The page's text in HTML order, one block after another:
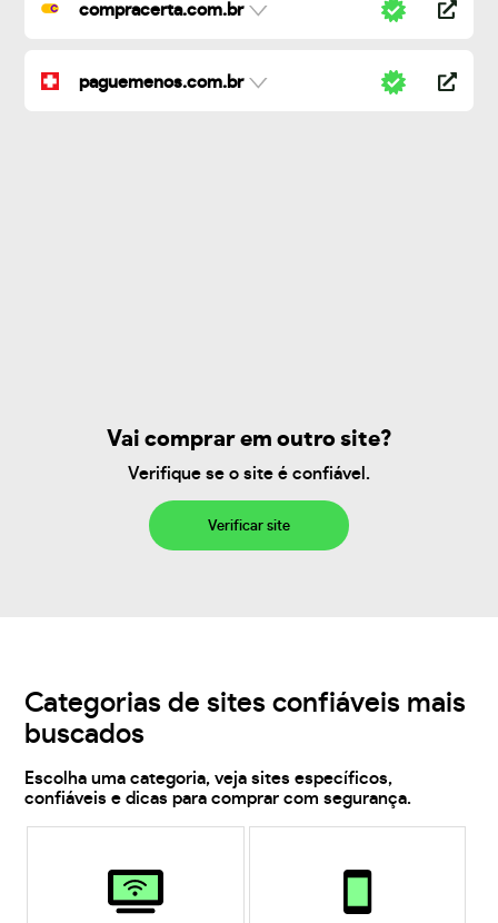
compracerta.com.br
paguemenos.com.br
Vai comprar em outro site?
Verifique se o site é confiável.
Verificar site
Categorias de sites confiáveis mais
buscados
Escolha uma categoria, veja sites específicos,
confiáveis e dicas para comprar com segurança.